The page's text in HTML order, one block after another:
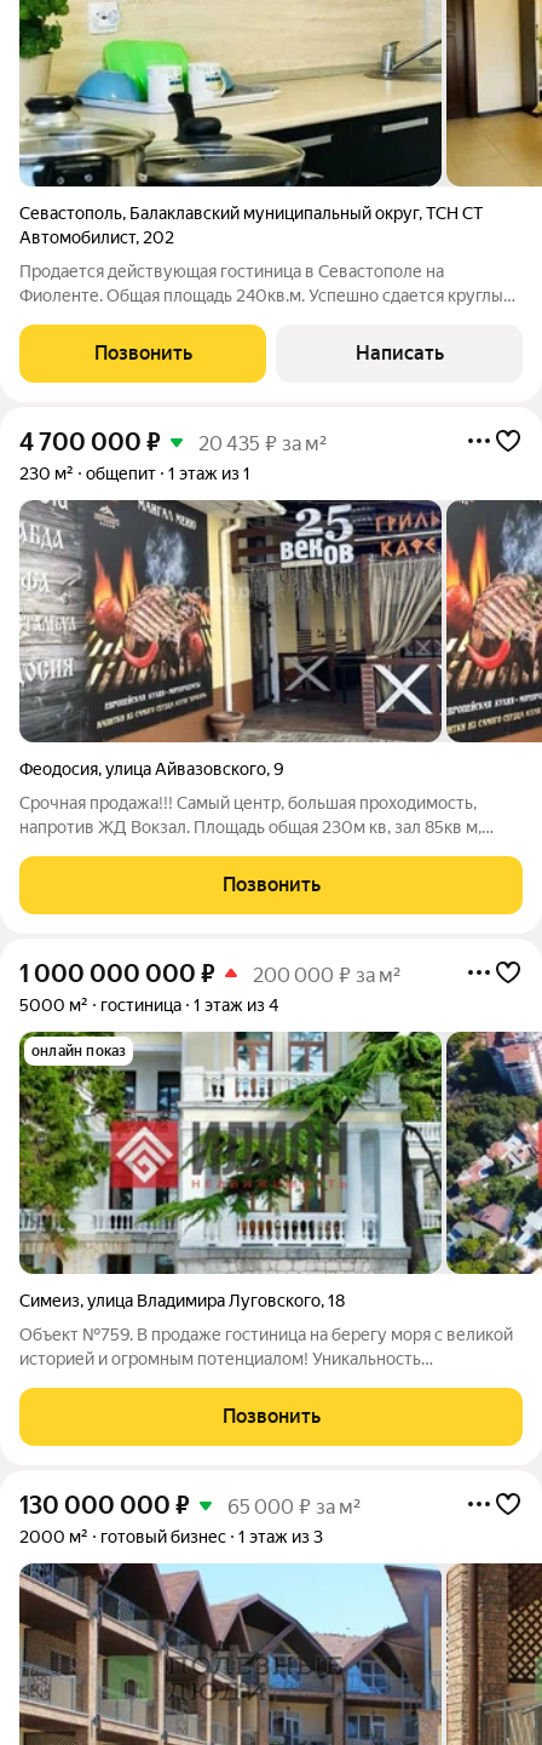
Севастополь, Балаклавский муниципальный округ,ТСН СТ
Автомобилист, 202
Продается действующая гостиница в Севастополе на
Фиоленте. Общая площадь 240кв.м. Успешно сдается круглый
Построена из Крымского камня ракушняка в камень (стены 50
см), Каждый номер с отдельным
Позвонить Написать
4 700 000 ₽ 20 435 ₽ за м²
230 м² общепит 1 этаж из 1
Феодосия,улица Айвазовского,9
Срочная продажа!!! Самый центр, большая проходимость,
напротив ЖД Вокзал. Площадь общая 230м кв, зал 85кв м,
неё нет оплаты вообще!!! Аренда помещения: 145 000/месяц!
Все работы по отделке
Позвонить
1 000 000 000 ₽ 200 000 ₽ за м²
5000 м² гостиница 1 этаж из 4
онлайн показ
Симеиз,улица Владимира Луговского,18
Объект №759. В продаже гостиница на берегу моря с великой
историей и огромным потенциалом! Уникальность
Дольника, выполненный в стиле неоренессанс. Памятник
градостроительства и архитектуры
Позвонить
130 000 000 ₽ 65 000 ₽ за м²
2000 м² готовый бизнес 1 этаж из 3